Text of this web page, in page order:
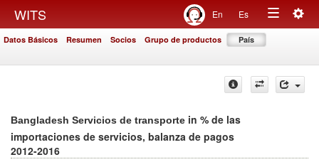
WITS En Es
Toggle
Datos Básicos Resumen Socios Grupo de productos País
Bangladesh Servicios de transporte in % de las
importaciones de servicios, balanza de pagos
2012-2016